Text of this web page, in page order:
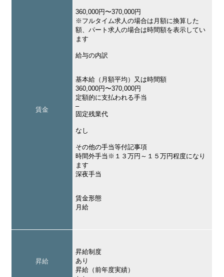
賃金
360,000円〜370,000円
※フルタイム求人の場合は月額に換算した
額、パート求人の場合は時間額を表示してい
ます
給与の内訳
基本給（月額平均）又は時間額
360,000円〜370,000円
定額的に支払われる手当
–
固定残業代
なし
その他の手当等付記事項
時間外手当※１３万円～１５万円程度になり
ます
深夜手当
賃金形態
月給
昇給
昇給制度
あり
昇給（前年度実績）